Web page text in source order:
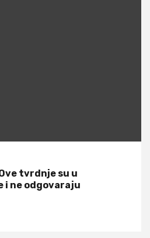
tvrdnje su u
i ne odgovaraju